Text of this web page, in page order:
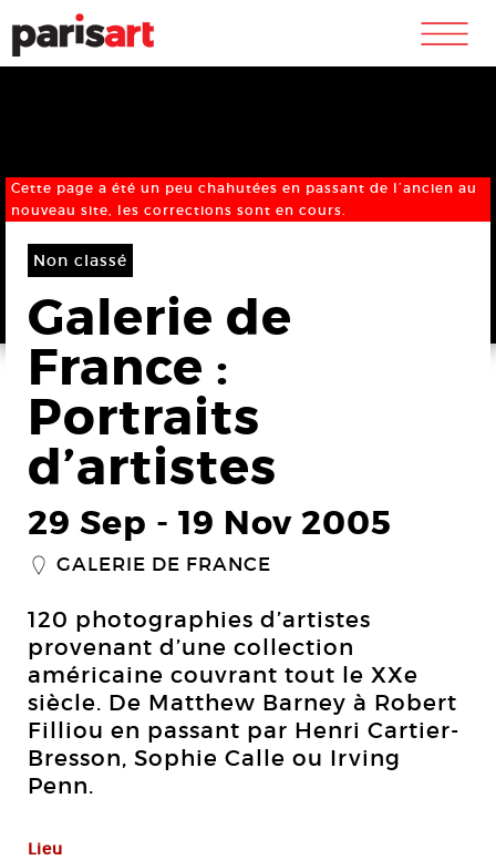
m
Cette page a été un peu chahutées en passant de l’ancien au
nouveau site, les corrections sont en cours.
Non classé
Galerie de
France :
Portraits
d’artistes
29 Sep - 19 Nov 2005
_ GALERIE DE FRANCE
120 photographies d’artistes
provenant d’une collection
américaine couvrant tout le XXe
siècle. De Matthew Barney à Robert
Filliou en passant par Henri Cartier-
Bresson, Sophie Calle ou Irving
Penn.
Lieu